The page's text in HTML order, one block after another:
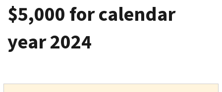
$5,000 for calendar
year 2024